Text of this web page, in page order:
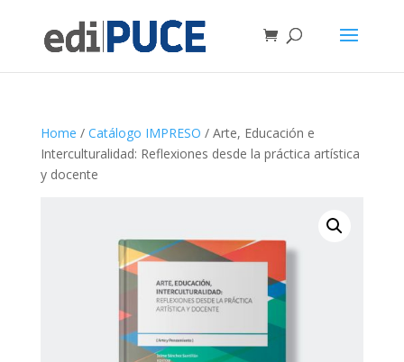
Home / Catálogo IMPRESO / Arte, Educación e
Interculturalidad: Reflexiones desde la práctica artística
y docente